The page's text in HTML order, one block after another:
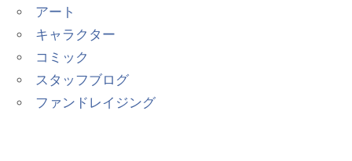
アート
キャラクター
コミック
スタッフブログ
ファンドレイジング